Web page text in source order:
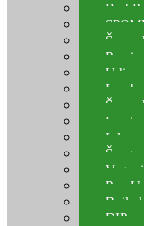
Rod
Udice
Izrada
Igle
Pop
Boile
DIP-